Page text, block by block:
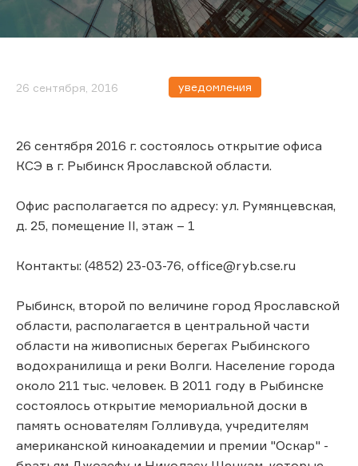
26 сентября, 2016 уведомления
26 сентября 2016 г. состоялось открытие офиса
КСЭ в г. Рыбинск Ярославской области.
Офис располагается по адресу: ул. Румянцевская,
д. 25, помещение II, этаж – 1
Контакты: (4852) 23-03-76, office@ryb.cse.ru
Рыбинск, второй по величине город Ярославской
области, располагается в центральной части
области на живописных берегах Рыбинского
водохранилища и реки Волги. Население города
около 211 тыс. человек. В 2011 году в Рыбинске
состоялось открытие мемориальной доски в
память основателям Голливуда, учредителям
американской киноакадемии и премии "Оскар" -